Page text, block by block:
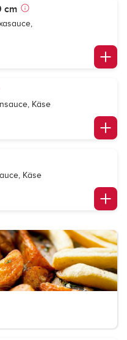
cm
Käse
Käse